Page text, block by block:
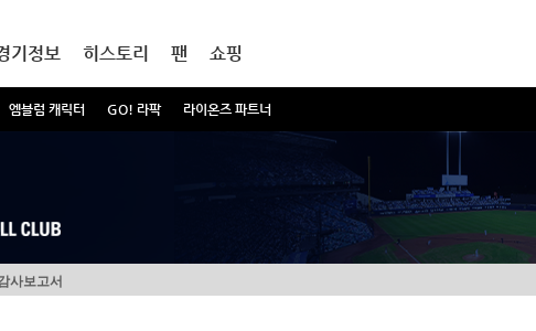
엠블럼 캐릭터 GO! 라팍 라이온즈 파트너
기정보 히스토리 팬 쇼핑
사보고서